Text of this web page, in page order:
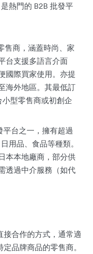
是熱門的 B2B 批發平
售商，涵蓋時尚、家
台支援多語言介面
國際買家使用。亦提
海外地區。其最低訂
型零售商或初創企
平台之一，擁有超過
用品、食品等種類。
本本地廠商，部分供
透過中介服務（如代
接合作的方式，通常適
品牌商品的零售商。